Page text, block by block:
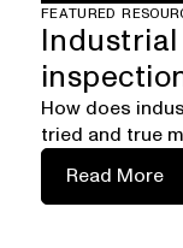
FEATURED
How does
tried and true
Read More